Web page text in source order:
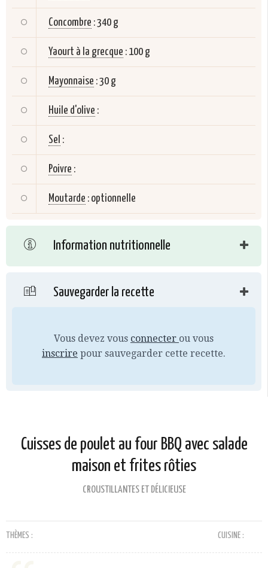
Concombre :340 g
Yaourt à la grecque : 100 g
Mayonnaise :30 g
Huile d'olive :
Sel :
Poivre :
Moutarde : optionnelle
Information nutritionnelle
Sauvegarder la recette
Vous devez vous connecter ou vous
inscrire pour sauvegarder cette recette.
Cuisses de poulet au four BBQ avec salade
maison et frites rôties
CROUSTILLANTES ET DÉLICIEUSE
THÈMES : CUISINE :